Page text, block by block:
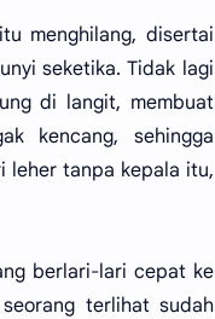
menghilang, disertai
seketika. Tidak lagi
di langit, membuat
kencang, sehingga
leher tanpa kepala itu,
berlari-lari cepat ke
terlihat sudah